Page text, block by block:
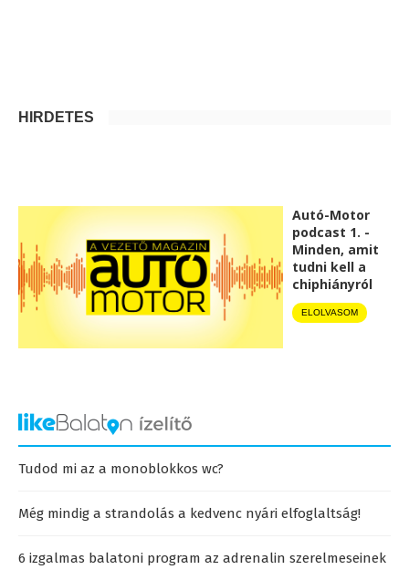
HIRDETÉS
Autó-Motor
podcast 1. -
Minden, amit
tudni kell a
chiphiányról
ELOLVASOM
Tudod mi az a monoblokkos wc?
Még mindig a strandolás a kedvenc nyári elfoglaltság!
6 izgalmas balatoni program az adrenalin szerelmeseinek